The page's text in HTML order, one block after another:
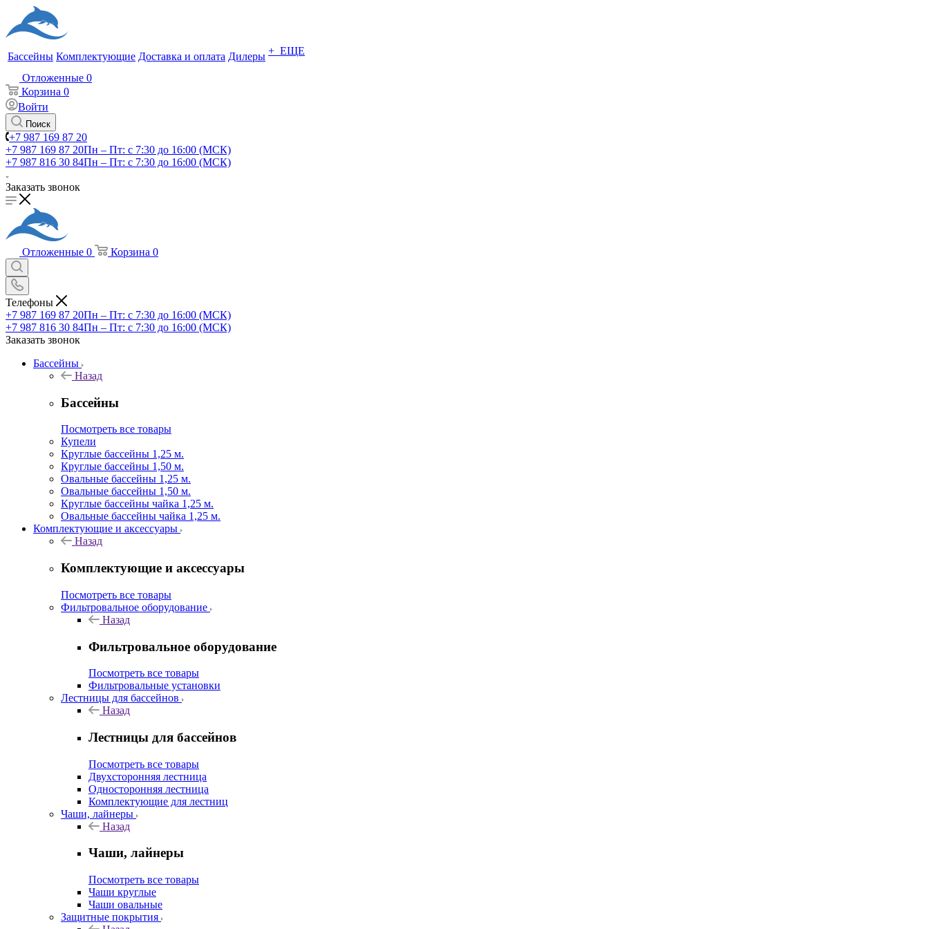
Бассейны Комплектующие Доставка и оплата Дилеры + ЕЩЕ
Отложенные 0
Корзина 0
Войти
Поиск
+7 987 169 87 20
+7 987 169 87 20Пн – Пт: с 7:30 до 16:00 (МСК)
+7 987 816 30 84Пн – Пт: с 7:30 до 16:00 (МСК)
Заказать звонок
Отложенные 0 Корзина 0
Телефоны
+7 987 169 87 20Пн – Пт: с 7:30 до 16:00 (МСК)
+7 987 816 30 84Пн – Пт: с 7:30 до 16:00 (МСК)
Заказать звонок
Бассейны
Назад
Бассейны
Посмотреть все товары
Купели
Круглые бассейны 1,25 м.
Круглые бассейны 1,50 м.
Овальные бассейны 1,25 м.
Овальные бассейны 1,50 м.
Круглые бассейны чайка 1,25 м.
Овальные бассейны чайка 1,25 м.
Комплектующие и аксессуары
Назад
Комплектующие и аксессуары
Посмотреть все товары
Фильтровальное оборудование
Назад
Фильтровальное оборудование
Посмотреть все товары
Фильтровальные установки
Лестницы для бассейнов
Назад
Лестницы для бассейнов
Посмотреть все товары
Двухсторонняя лестница
Односторонняя лестница
Комплектующие для лестниц
Чаши, лайнеры
Назад
Чаши, лайнеры
Посмотреть все товары
Чаши круглые
Чаши овальные
Защитные покрытия